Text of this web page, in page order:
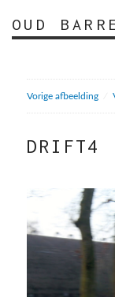
OUD
Vorige afbeelding
DRIFT4